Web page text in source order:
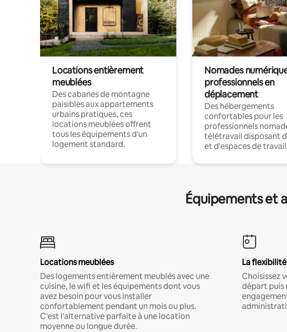
Locations entièrement
meublées
Des cabanes de montagne
paisibles aux appartements
urbains pratiques, ces
locations meublées offrent
tous les équipements d'un
logement standard.
Nomades
professionnels en
déplacement
Des hébergements
confortables pour les
professionnels
télétravail disposant
et d'espaces de
Équipements et
Locations meublées
Des logements entièrement meublés avec une
cuisine, le wifi et les équipements dont vous
avez besoin pour vous installer
confortablement pendant un mois ou plus.
C'est l'alternative parfaite à une location
moyenne ou longue durée.
La
Choisissez
départ puis